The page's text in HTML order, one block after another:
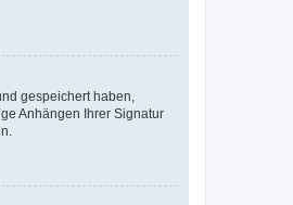
gespeichert haben,
Anhängen Ihrer Signatur